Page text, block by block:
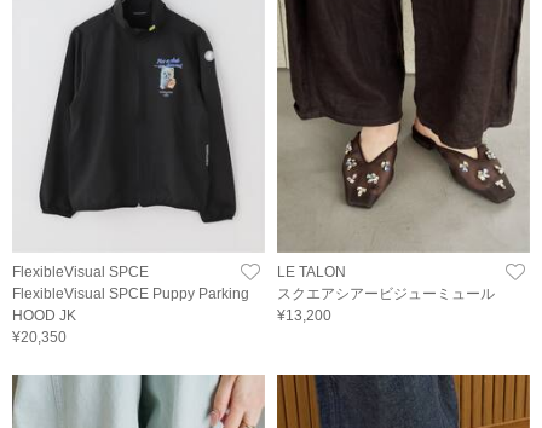
FlexibleVisual SPCE
FlexibleVisual SPCE Puppy Parking
HOOD JK
¥20,350
LE TALON
スクエアシアービジューミュール
¥13,200